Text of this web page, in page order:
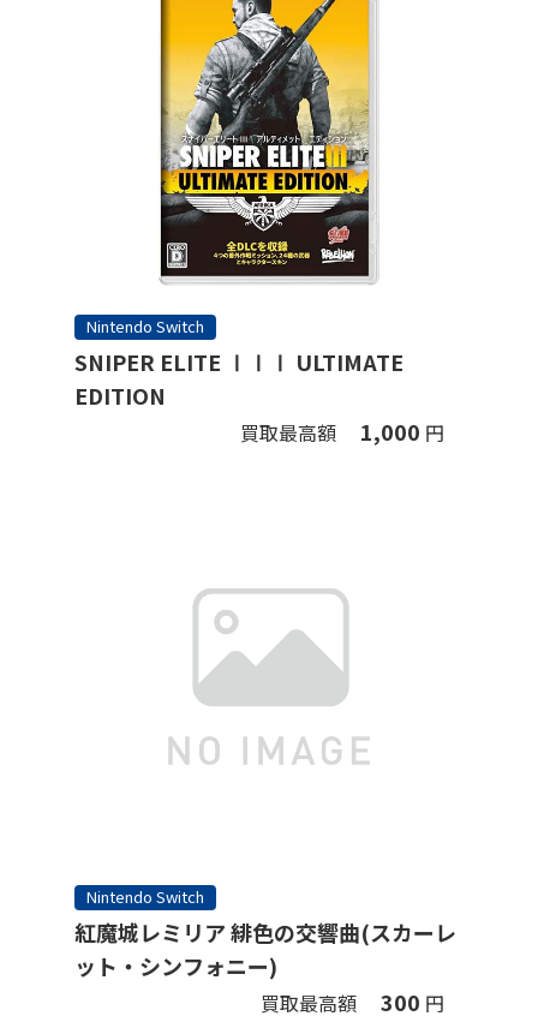
Nintendo Switch
SNIPER ELITE ⅠⅠⅠ ULTIMATE
EDITION
買取最高額 1,000 円
Nintendo Switch
紅魔城レミリア 緋色の交響曲(スカーレ
ット・シンフォニー)
買取最高額 300 円